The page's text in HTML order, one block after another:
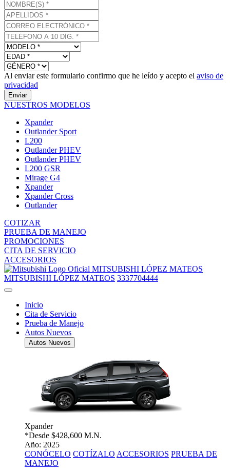
Al enviar este formulario confirmo que he leído y acepto el aviso de
privacidad
Enviar
NUESTROS MODELOS
Xpander
Outlander Sport
L200
Outlander PHEV
Outlander PHEV
L200 GSR
Mirage G4
Xpander
Xpander Cross
Outlander
COTIZAR
PRUEBA DE MANEJO
PROMOCIONES
CITA DE SERVICIO
ACCESORIOS
MITSUBISHI LÓPEZ MATEOS
MITSUBISHI LÓPEZ MATEOS 3337704444
Inicio
Cita de Servicio
Prueba de Manejo
Autos Nuevos
Autos Nuevos
Xpander
*Desde $428,600 M.N.
Año: 2025
CONÓCELO COTÍZALO ACCESORIOS PRUEBA DE
MANEJO